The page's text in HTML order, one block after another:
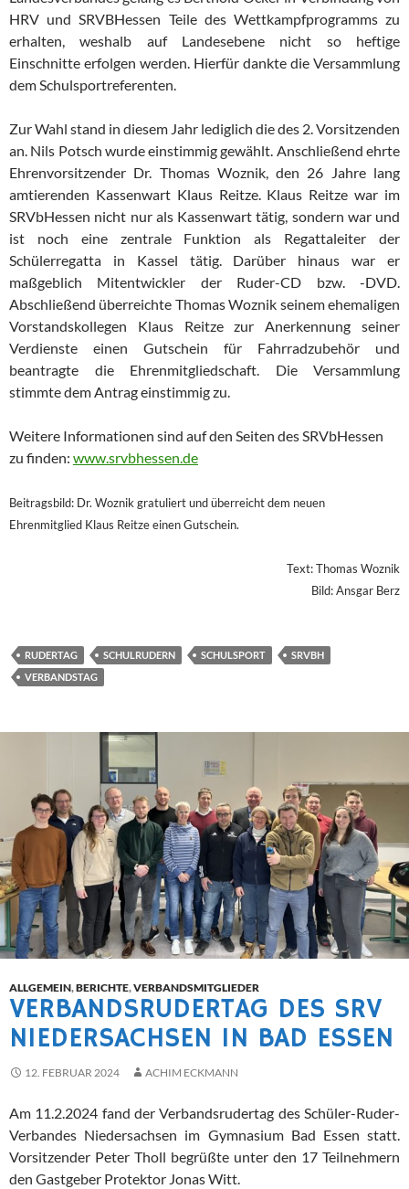
HRV und SRVBHessen Teile des Wettkampfprogramms zu
erhalten, weshalb auf Landesebene nicht so heftige
Einschnitte erfolgen werden. Hierfür dankte die Versammlung
dem Schulsportreferenten.
Zur Wahl stand in diesem Jahr lediglich die des 2. Vorsitzenden
an. Nils Potsch wurde einstimmig gewählt. Anschließend ehrte
Ehrenvorsitzender Dr. Thomas Woznik, den 26 Jahre lang
amtierenden Kassenwart Klaus Reitze. Klaus Reitze war im
SRVbHessen nicht nur als Kassenwart tätig, sondern war und
ist noch eine zentrale Funktion als Regattaleiter der
Schülerregatta in Kassel tätig. Darüber hinaus war er
maßgeblich Mitentwickler der Ruder-CD bzw. -DVD.
Abschließend überreichte Thomas Woznik seinem ehemaligen
Vorstandskollegen Klaus Reitze zur Anerkennung seiner
Verdienste einen Gutschein für Fahrradzubehör und
beantragte die Ehrenmitgliedschaft. Die Versammlung
stimmte dem Antrag einstimmig zu.
Weitere Informationen sind auf den Seiten des SRVbHessen
zu finden: www.srvbhessen.de
Beitragsbild: Dr. Woznik gratuliert und überreicht dem neuen
Ehrenmitglied Klaus Reitze einen Gutschein.
Text: Thomas Woznik
Bild: Ansgar Berz
RUDERTAG SCHULRUDERN SCHULSPORT
SRVBH
VERBANDSTAG
ALLGEMEIN,BERICHTE,VERBANDSMITGLIEDER
VERBANDSRUDERTAG DES SRV
NIEDERSACHSEN IN BAD ESSEN
12. FEBRUAR 2024 ACHIM ECKMANN
Am 11.2.2024 fand der Verbandsrudertag des Schüler-Ruder-
Verbandes Niedersachsen im Gymnasium Bad Essen statt.
Vorsitzender Peter Tholl begrüßte unter den 17 Teilnehmern
den Gastgeber Protektor Jonas Witt.